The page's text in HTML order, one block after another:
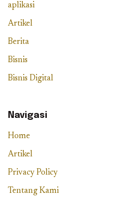
aplikasi
Artikel
Berita
Bisnis
Bisnis Digital
Navigasi
Home
Artikel
Privacy Policy
Tentang Kami